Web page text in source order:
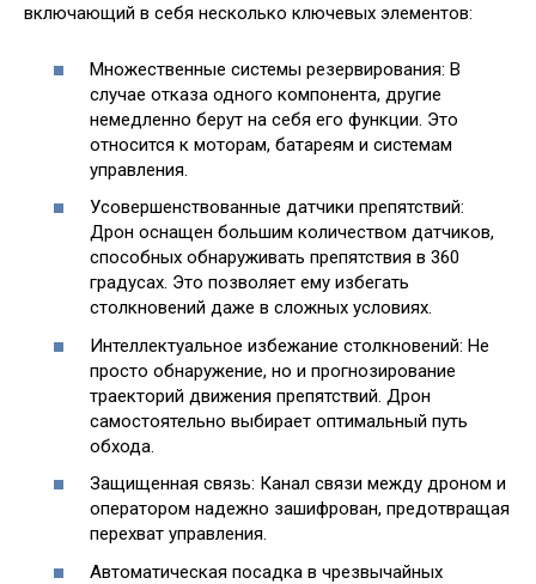
включающий в себя несколько ключевых элементов:
Множественные системы резервирования: В
случае отказа одного компонента, другие
немедленно берут на себя его функции. Это
относится к моторам, батареям и системам
управления.
Усовершенствованные датчики препятствий:
Дрон оснащен большим количеством датчиков,
способных обнаруживать препятствия в 360
градусах. Это позволяет ему избегать
столкновений даже в сложных условиях.
Интеллектуальное избежание столкновений: Не
просто обнаружение, но и прогнозирование
траекторий движения препятствий. Дрон
самостоятельно выбирает оптимальный путь
обхода.
Защищенная связь: Канал связи между дроном и
оператором надежно зашифрован, предотвращая
перехват управления.
Автоматическая посадка в чрезвычайных